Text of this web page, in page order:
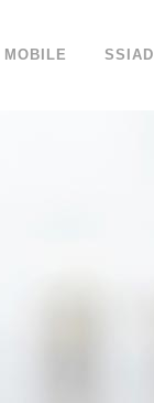
MOBILE SSIAD